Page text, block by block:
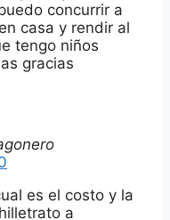
concurrir a
casa y rendir al
tengo niños
gracias
es el costo y la
a